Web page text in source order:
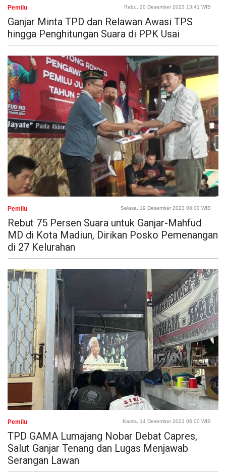
Pemilu Rabu, 20 Desember 2023 13:41 WIB
Ganjar Minta TPD dan Relawan Awasi TPS
hingga Penghitungan Suara di PPK Usai
Pemilu Selasa, 19 Desember 2023 08:00 WIB
Rebut 75 Persen Suara untuk Ganjar-Mahfud
MD di Kota Madiun, Dirikan Posko Pemenangan
di 27 Kelurahan
Pemilu Kamis, 14 Desember 2023 06:00 WIB
TPD GAMA Lumajang Nobar Debat Capres,
Salut Ganjar Tenang dan Lugas Menjawab
Serangan Lawan